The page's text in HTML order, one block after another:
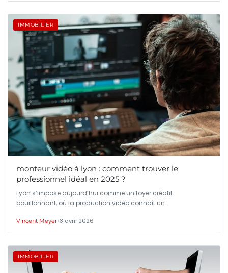
IMMOBILIER
monteur vidéo à lyon : comment trouver le
professionnel idéal en 2025 ?
Lyon s’impose aujourd’hui comme un foyer créatif
bouillonnant, où la production vidéo connaît un…
Vincent Meyer•3 avril 2026
IMMOBILIER